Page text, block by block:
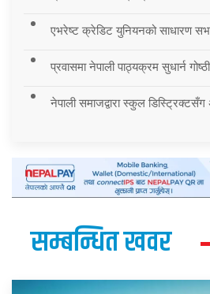
एभरेष्ट क्रेडिट युनियनको साधारण
प्रवासमा नेपाली पाठ्यक्रम सुधार्न गोष्ठी
नेपाली समाजद्वारा स्कुल
सम्बन्धित खवर